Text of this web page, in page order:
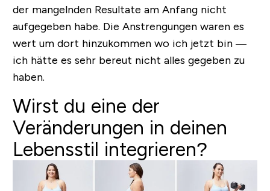
der mangelnden Resultate am Anfang nicht
aufgegeben habe. Die Anstrengungen waren es
wert um dort hinzukommen wo ich jetzt bin —
ich hätte es sehr bereut nicht alles gegeben zu
haben.
Wirst du eine der
Veränderungen in deinen
Lebensstil integrieren?